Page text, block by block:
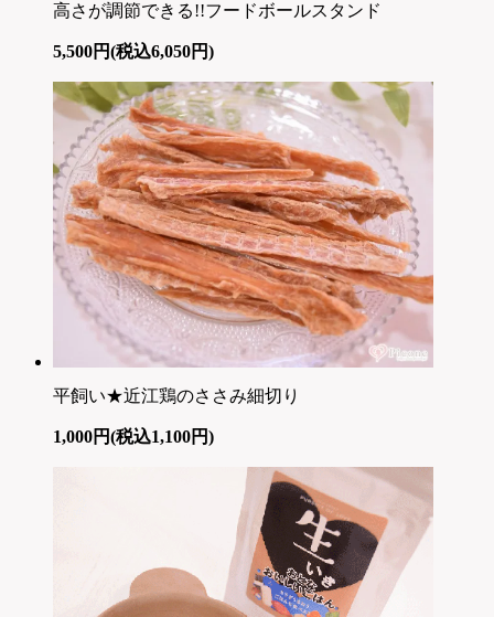
高さが調節できる!!フードボールスタンド
5,500円(税込6,050円)
平飼い★近江鶏のささみ細切り
1,000円(税込1,100円)